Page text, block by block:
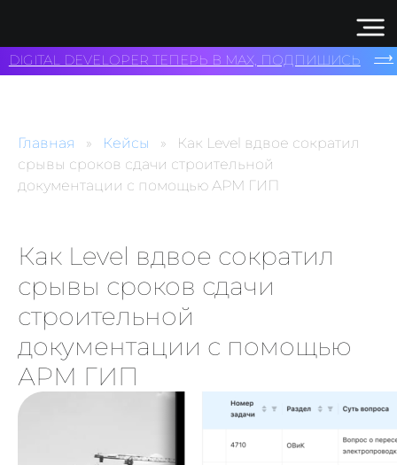
Главная Кейсы
Как Level вдвое сократил
срывы сроков сдачи строительной
документации с помощью АРМ ГИП
Как Level вдвое сократил
срывы сроков сдачи
строительной
документации с помощью
АРМ ГИП